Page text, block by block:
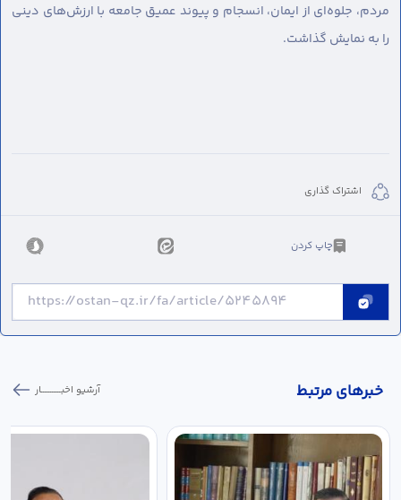
مردم، جلوه‌ای از ایمان، انسجام و پیوند عمیق جامعه با ارزش‌های دینی
را به نمایش گذاشت.
اشتراک گذاری
چاپ کردن
خبر‌های مرتبط آرشیو اخبـــــــــــار